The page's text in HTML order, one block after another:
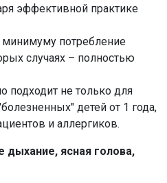
эффективной практике
минимуму потребление
случаях – полностью
подходит не только для
детей от 1 года,
и аллергиков.
ясная голова,